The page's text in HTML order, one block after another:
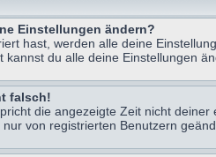
Einstellungen ändern?
hast, werden alle deine
kannst du alle deine Einstellungen
falsch!
die angezeigte Zeit nicht
von registrierten Benutzern